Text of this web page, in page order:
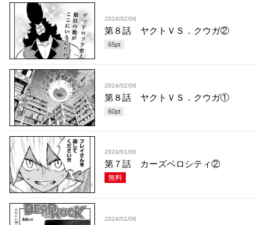
2024/02/06
第８話 ヤクトＶＳ．クウガ②
65pt
2024/02/06
第８話 ヤクトＶＳ．クウガ①
60pt
2024/01/06
第７話 カーズベロシティ②
無料
2024/01/06